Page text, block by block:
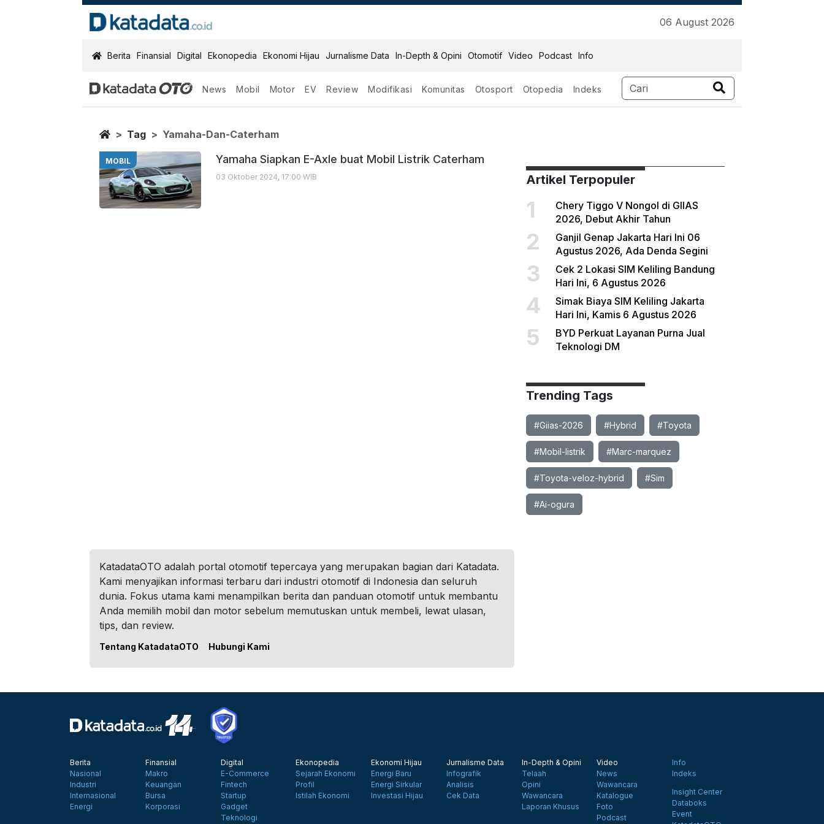
06 August 2026
KatadataOTO
Berita Finansial Digital Ekonopedia Ekonomi Hijau Jurnalisme Data In-Depth & Opini Otomotif Video Podcast Info
News Mobil Motor EV Review Modifikasi Komunitas Otosport Otopedia Indeks
Yamaha Dan Caterham
Berita Terbaru
Home
Tag Yamaha-Dan-Caterham
MOBIL Yamaha Siapkan E-Axle buat Mobil Listrik Caterham
03 Oktober 2024, 17:00 WIB Artikel Terpopuler
1
Chery Tiggo V Nongol di GIIAS
2026, Debut Akhir Tahun
2
Ganjil Genap Jakarta Hari Ini 06
Agustus 2026, Ada Denda Segini
3
Cek 2 Lokasi SIM Keliling Bandung
Hari Ini, 6 Agustus 2026
4
Simak Biaya SIM Keliling Jakarta
Hari Ini, Kamis 6 Agustus 2026
5
BYD Perkuat Layanan Purna Jual
Teknologi DM
Trending Tags
#Giias-2026 #Hybrid #Toyota
#Mobil-listrik #Marc-marquez
#Toyota-veloz-hybrid #Sim
#Ai-ogura
KatadataOTO adalah portal otomotif tepercaya yang merupakan bagian dari Katadata.
Kami menyajikan informasi terbaru dari industri otomotif di Indonesia dan seluruh
dunia. Fokus utama kami menampilkan berita dan panduan otomotif untuk membantu
Anda memilih mobil dan motor sebelum memutuskan untuk membeli, lewat ulasan,
tips, dan review.
Tentang KatadataOTO Hubungi Kami
Berita
Nasional
Industri
Internasional
Energi
Finansial
Makro
Keuangan
Bursa
Korporasi
Digital
E-Commerce
Fintech
Startup
Gadget
Teknologi
Ekonopedia
Sejarah Ekonomi
Profil
Istilah Ekonomi
Ekonomi Hijau
Energi Baru
Energi Sirkular
Investasi Hijau
Jurnalisme Data
Infografik
Analisis
Cek Data
In-Depth & Opini
Telaah
Opini
Wawancara
Laporan Khusus
Video
News
Wawancara
Katalogue
Foto
Podcast
Info
Indeks
Insight Center
Databoks
Event